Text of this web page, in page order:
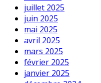
juillet 2025
juin 2025
mai 2025
avril 2025
mars 2025
février 2025
janvier 2025